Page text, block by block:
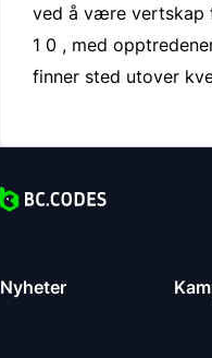
ved å være vertskap
1 0 , med
finner sted utover
Nyheter